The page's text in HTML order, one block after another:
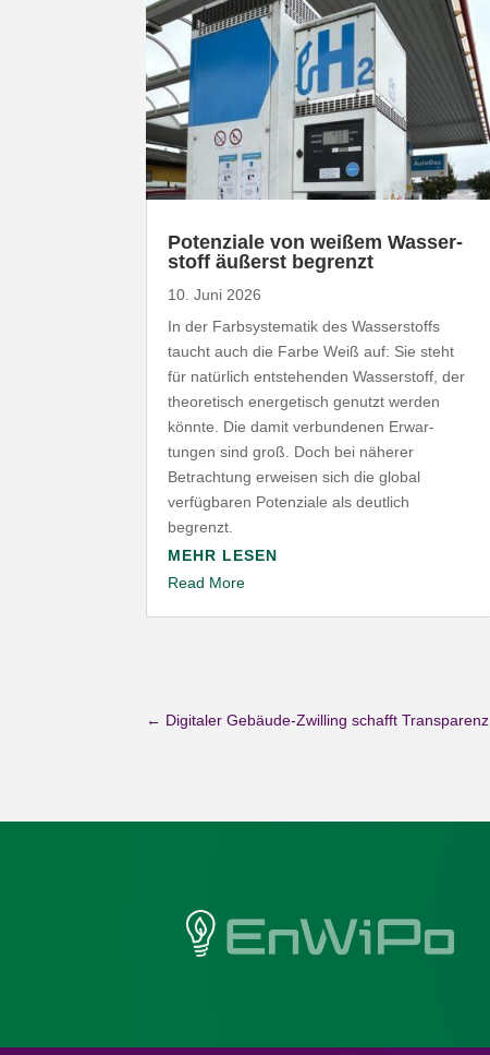
Poten­ziale von weißem Wasser­
stoff äußerst begrenzt
10. Juni 2026
In der Farb­sys­te­matik des Wasser­stoffs
taucht auch die Farbe Weiß auf: Sie steht
für natürlich entste­henden Wasser­stoff, der
theo­re­tisch ener­ge­tisch genutzt werden
könnte. Die damit verbun­denen Erwar­
tungen sind groß. Doch bei näherer
Betrachtung erweisen sich die global
verfüg­baren Poten­ziale als deutlich
begrenzt.
MEHR LESEN
Read More
← Digitaler Gebäude-Zwilling schafft Transparenz